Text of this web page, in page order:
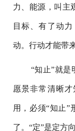
力、能源，叫主
目标、有了动
动。行动才能带
“知止”就是
愿景非常清晰
用，必须“知止”
了。“定”是定方